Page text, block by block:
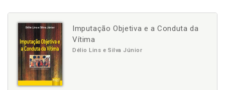
Imputação Objetiva e a Conduta da
Vítima
Délio Lins e Silva Júnior